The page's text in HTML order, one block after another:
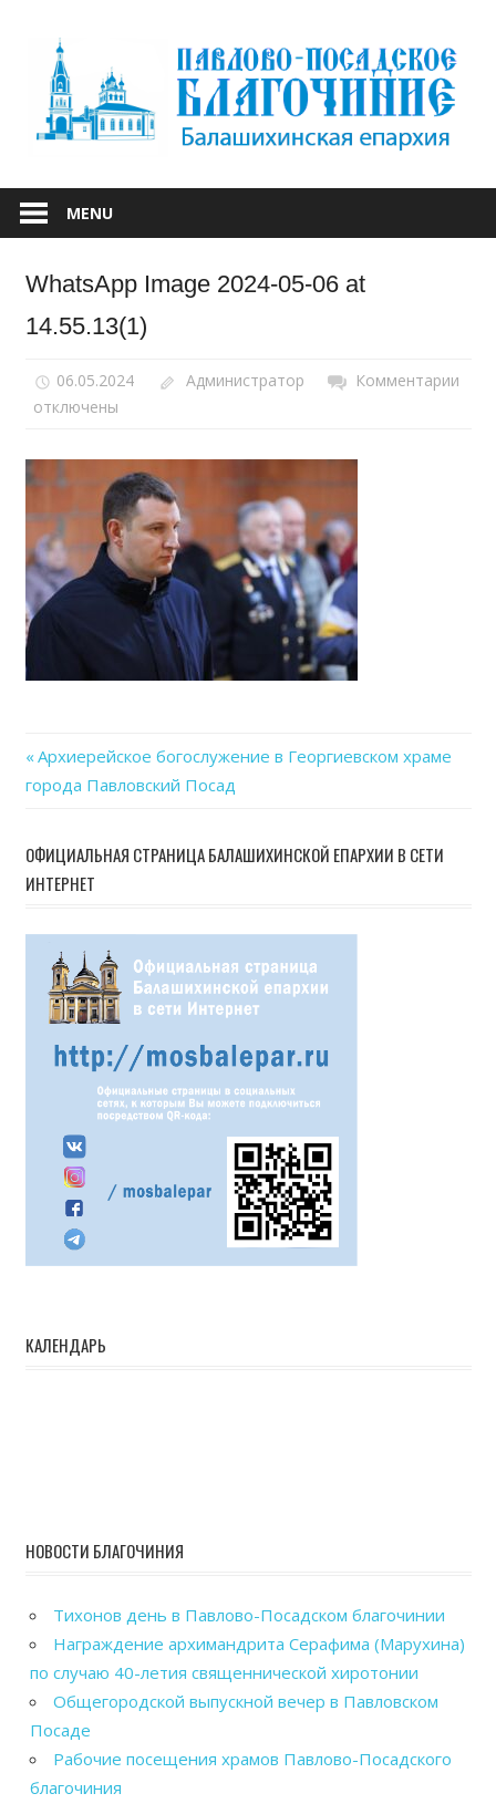
content
ПАВЛОВО-
ПОСАДСКОЕ
MENU
WhatsApp Image 2024-05-06 at
14.55.13(1)
06.05.2024 Администратор Комментарии
отключены
Навигация
записям
Previous
Post:
Архиерейское богослужение в Георгиевском храме
города Павловский Посад
ОФИЦИАЛЬНАЯ СТРАНИЦА БАЛАШИХИНСКОЙ ЕПАРХИИ В СЕТИ
ИНТЕРНЕТ
КАЛЕНДАРЬ
НОВОСТИ БЛАГОЧИНИЯ
Тихонов день в Павлово-Посадском благочинии
Награждение архимандрита Серафима (Марухина)
по случаю 40-летия священнической хиротонии
Общегородской выпускной вечер в Павловском
Посаде
Рабочие посещения храмов Павлово-Посадского
благочиния